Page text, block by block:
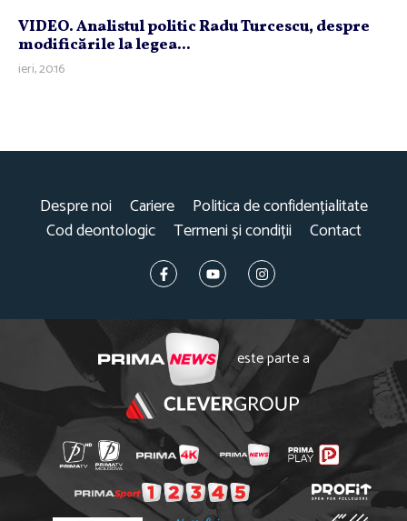
VIDEO. Analistul politic Radu Turcescu, despre
modificările la legea...
ieri, 20:16
Despre noi Cariere
Politica de confidențialitate
Cod deontologic
Termeni și condiții Contact
este parte a